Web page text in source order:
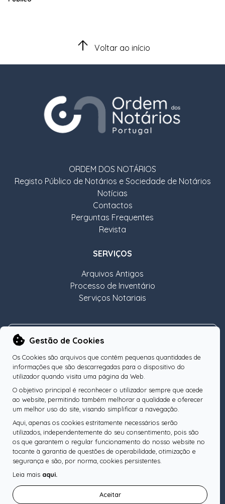
Gestão de Cookies
Os Cookies são arquivos que contêm pequenas quantidades de
informações que são descarregadas para o dispositivo do
utilizador quando visita uma página da Web.
O objetivo principal é reconhecer o utilizador sempre que acede
ao website, permitindo também melhorar a qualidade e oferecer
um melhor uso do site, visando simplificar a navegação.
Aqui, apenas os cookies estritamente necessários serão
utilizados, independentemente do seu consentimento, pois são
os que garantem o regular funcionamento do nosso website no
tocante à garantia de questões de operabilidade, otimização e
segurança e são, por norma, cookies persistentes.
Leia mais aqui.
Aceitar
Voltar ao início
ORDEM DOS NOTÁRIOS
Registo Público de Notários e Sociedade de Notários
Notícias
Contactos
Perguntas Frequentes
Revista
SERVIÇOS
Arquivos Antigos
Processo de Inventário
Serviços Notariais
NEWSLETTER
Subscreva a nossa Newsletter OK
SIGA-NOS
Pesquise o seu Notário